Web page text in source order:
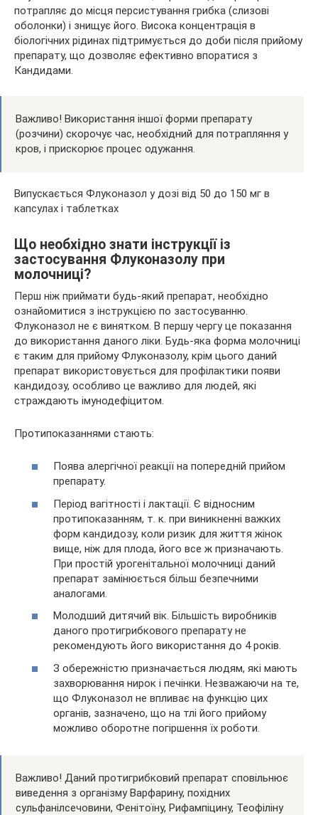
потрапляє до місця персистування грибка (слизові
оболонки) і знищує його. Висока концентрація в
біологічних рідинах підтримується до доби після прийому
препарату, що дозволяє ефективно впоратися з
Кандидами.
Важливо! Використання іншої форми препарату
(розчини) скорочує час, необхідний для потрапляння у
кров, і прискорює процес одужання.
Випускається Флуконазол у дозі від 50 до 150 мг в
капсулах і таблетках
Що необхідно знати інструкції із
застосування Флуконазолу при
молочниці?
Перш ніж приймати будь-який препарат, необхідно
ознайомитися з інструкцією по застосуванню.
Флуконазол не є винятком. В першу чергу це показання
до використання даного ліки. Будь-яка форма молочниці
є таким для прийому Флуконазолу, крім цього даний
препарат використовується для профілактики появи
кандидозу, особливо це важливо для людей, які
страждають імунодефіцитом.
Протипоказаннями стають:
Поява алергічної реакції на попередній прийом
препарату.
Період вагітності і лактації. Є відносним
протипоказанням, т. к. при виникненні важких
форм кандидозу, коли ризик для життя жінок
вище, ніж для плода, його все ж призначають.
При простій урогенітальної молочниці даний
препарат замінюється більш безпечними
аналогами.
Молодший дитячий вік. Більшість виробників
даного протигрибкового препарату не
рекомендують його використання до 4 років.
З обережністю призначається людям, які мають
захворювання нирок і печінки. Незважаючи на те,
що Флуконазол не впливає на функцію цих
органів, зазначено, що на тлі його прийому
можливо оборотне погіршення їх роботи.
Важливо! Даний протигрибковий препарат сповільнює
виведення з організму Варфарину, похідних
сульфанілсечовини, Фенітоїну, Рифампіцину, Теофіліну